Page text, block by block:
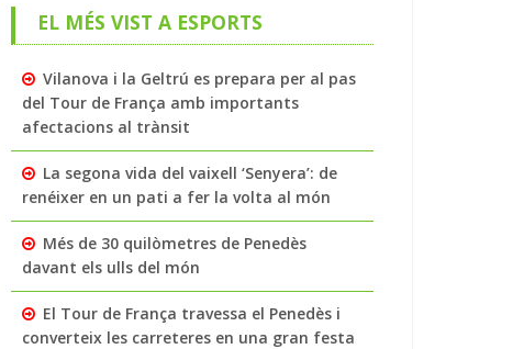
EL MÉS VIST A ESPORTS
Vilanova i la Geltrú es prepara per al pas
del Tour de França amb importants
afectacions al trànsit
La segona vida del vaixell ‘Senyera’: de
renéixer en un pati a fer la volta al món
Més de 30 quilòmetres de Penedès
davant els ulls del món
El Tour de França travessa el Penedès i
converteix les carreteres en una gran festa